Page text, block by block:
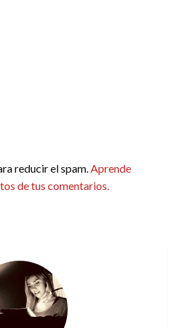
reducir el spam. Aprende
de tus comentarios.